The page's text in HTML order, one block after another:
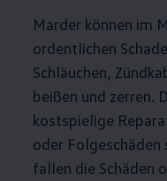
Marder können im
ordentlichen
Schläuchen,
beißen und zerren.
kostspielige
oder Folgeschäden
fallen die Schäden